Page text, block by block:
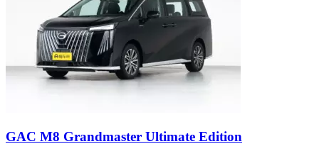
GAC M8 Grandmaster Ultimate Edition